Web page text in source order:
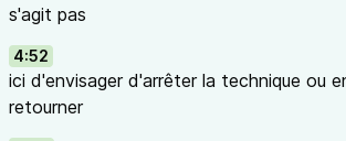
s'agit pas
4:52
ici d'envisager d'arrêter la technique ou
retourner